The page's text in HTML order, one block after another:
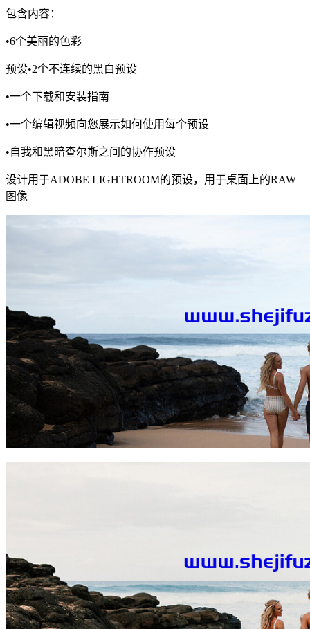
包含内容：
•6个美丽的色彩
预设•2个不连续的黑白预设
•一个下载和安装指南
•一个编辑视频向您展示如何使用每个预设
•自我和黑暗查尔斯之间的协作预设
设计用于ADOBE LIGHTROOM的预设，用于桌面上的RAW
图像